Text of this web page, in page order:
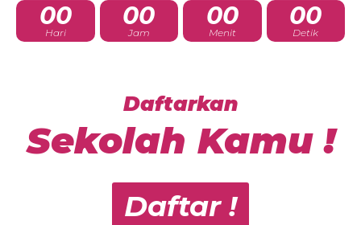
00
Hari
00
Jam
00
Menit
00
Detik
Daftarkan
Sekolah Kamu !
Daftar !